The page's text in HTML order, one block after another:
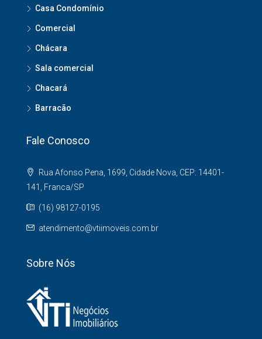
Casa Condomínio
Comercial
Chácara
Sala comercial
Chacará
Barracão
Fale Conosco
Rua Afonso Pena, 1699, Cidade Nova, CEP: 14401-
141, Franca/SP
(16) 98127-0195
atendimento@vtiimoveis.com.br
Sobre Nós